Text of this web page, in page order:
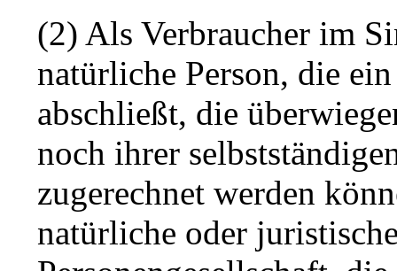
(2) Als Verbraucher im
natürliche Person, die
abschließt, die
noch ihrer
zugerechnet werden
natürliche oder